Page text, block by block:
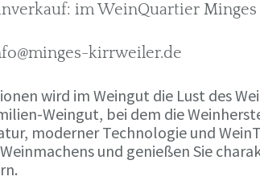
im WeinQuartier Minges
kirrweiler.de
wird im Weingut die Lust des
Weingut, bei dem die
moderner Technologie und
und genießen Sie